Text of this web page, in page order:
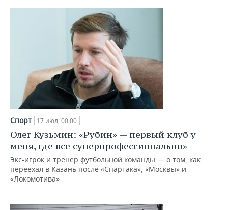
Спорт 17 июл, 00:00
Олег Кузьмин: «Рубин» — первый клуб у
меня, где все суперпрофессионально»
Экс-игрок и тренер футбольной команды — о том, как
переехал в Казань после «Спартака», «Москвы» и
«Локомотива»